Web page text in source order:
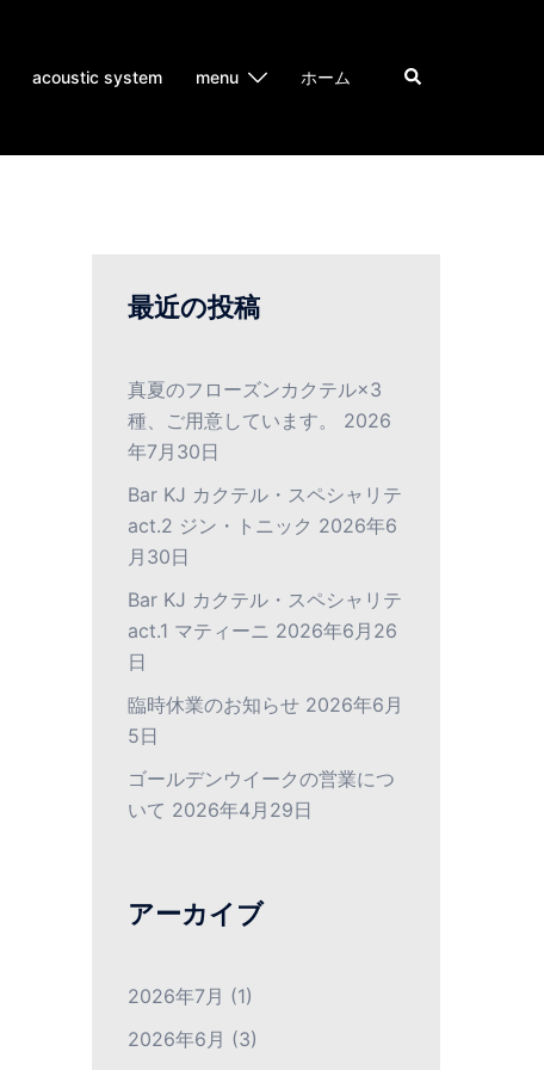
acoustic system menu ホーム
最近の投稿
真夏のフローズンカクテル×3
種、ご用意しています。
2026
年7月30日
Bar KJ カクテル・スペシャリテ
act.2 ジン・トニック 2026年6
月30日
Bar KJ カクテル・スペシャリテ
act.1 マティーニ 2026年6月26
日
臨時休業のお知らせ 2026年6月
5日
ゴールデンウイークの営業につ
いて 2026年4月29日
アーカイブ
2026年7月 (1)
2026年6月 (3)